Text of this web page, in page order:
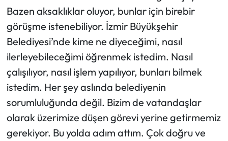
Bazen aksaklıklar oluyor, bunlar için birebir
görüşme istenebiliyor. İzmir Büyükşehir
Belediyesi’nde kime ne diyeceğimi, nasıl
ilerleyebileceğimi öğrenmek istedim. Nasıl
çalışılıyor, nasıl işlem yapılıyor, bunları bilmek
istedim. Her şey aslında belediyenin
sorumluluğunda değil. Bizim de vatandaşlar
olarak üzerimize düşen görevi yerine getirmemiz
gerekiyor. Bu yolda adım attım. Çok doğru ve